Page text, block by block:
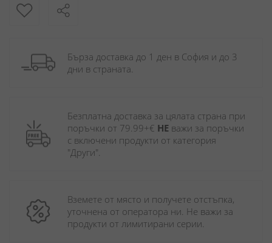
Бърза доставка до 1 ден в София и до 3
дни в страната.
Безплатна доставка за цялата страна при
поръчки от 79.99+€ НЕ важи за поръчки
с включени продукти от категория
"Други".
Вземете от място и получете отстъпка,
уточнена от оператора ни. Не важи за
продукти от лимитирани серии.